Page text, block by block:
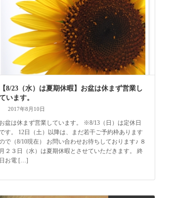
【8/23（水）は夏期休暇】お盆は休まず営業し
います。
2017年8月10日
お盆は休まず営業しています。 ※8/13（日）は定休日
す。 12日（土）以降は、まだ若干ご予約枠あります
で（8/10現在） お問い合わせお待ちしております♪ ８
月２３日（水）は夏期休暇とさせていただきます。 終
日お電 […]